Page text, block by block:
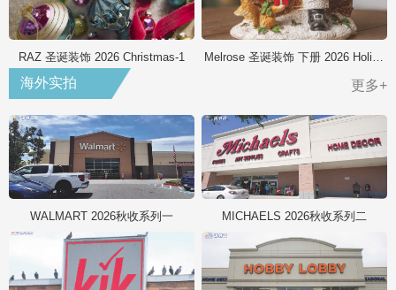
RAZ 圣诞装饰 2026 Christmas-1 Melrose 圣诞装饰 下册 2026 Holiday
海外实拍 更多+
WALMART 2026秋收系列一 MICHAELS 2026秋收系列二